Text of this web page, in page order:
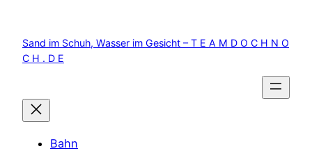
springen
Sand im Schuh, Wasser im Gesicht – T E A M D O C H N O
C H . D E
Bahn